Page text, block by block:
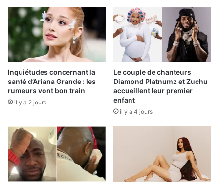
Inquiétudes concernant la
santé d’Ariana Grande : les
rumeurs vont bon train
il y a 2 jours
Le couple de chanteurs
Diamond Platnumz et Zuchu
accueillent leur premier
enfant
il y a 4 jours